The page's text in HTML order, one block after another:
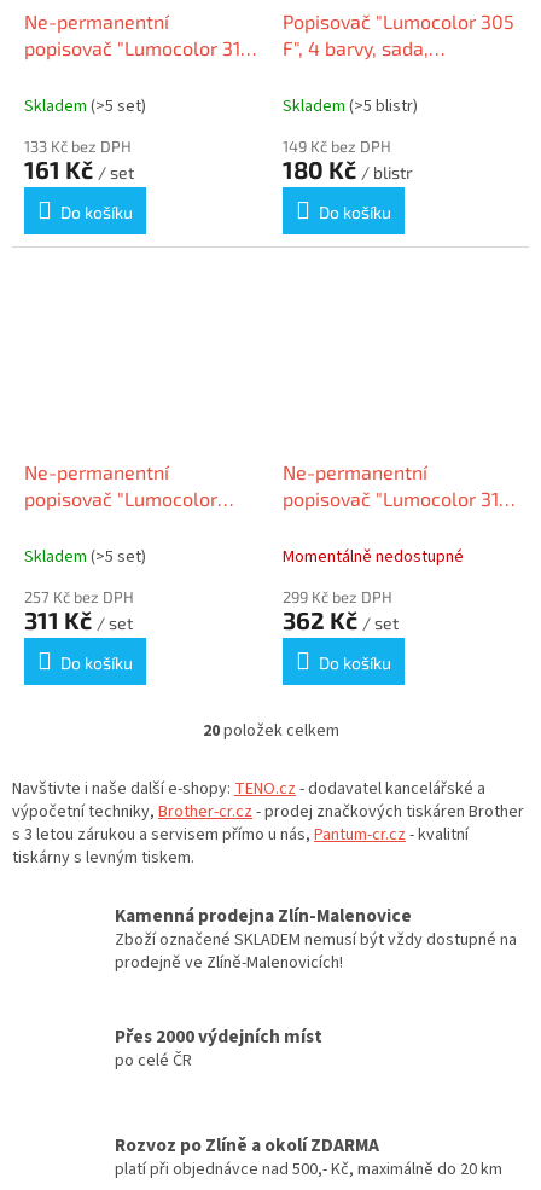
Ne-permanentní
popisovač "Lumocolor 316
mm, STAEDTLER
Skladem (>5 set)
133 Kč bez DPH
161 Kč / set
Do košíku
Popisovač "Lumocolor 305
F", 4 barvy, sada,
STAEDTLER
Skladem (>5 blistr)
149 Kč bez DPH
180 Kč / blistr
Do košíku
Ne-permanentní
popisovač "Lumocolor
OHP, STAEDTLER 315WP8
Skladem (>5 set)
257 Kč bez DPH
311 Kč / set
Do košíku
Ne-permanentní
popisovač "Lumocolor 316
10 ks/balení, STAEDTLER
Momentálně nedostupné
299 Kč bez DPH
362 Kč / set
Do košíku
O
l
á
d
p
r
v
v
u
20položek celkem
Navštivte i naše další e-shopy: TENO.cz- dodavatel kancelářské a
výpočetní techniky, Brother-cr.cz- prodej značkových tiskáren Brother
s 3 letou zárukou a servisem přímo u nás, Pantum-cr.cz- kvalitní
tiskárny s levným tiskem.
Kamenná prodejna Zlín-Malenovice
Zboží označené SKLADEM nemusí být vždy dostupné na
prodejně ve Zlíně-Malenovicích!
Přes 2000 výdejních míst
po celé ČR
Rozvoz po Zlíně a okolí ZDARMA
platí při objednávce nad 500,- Kč, maximálně do 20 km